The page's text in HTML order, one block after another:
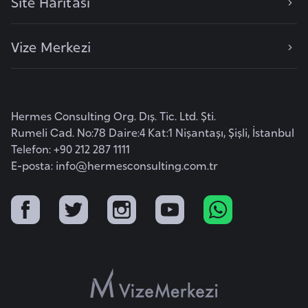
Vize Merkezi
Hermes Consulting Org. Dış. Tic. Ltd. Şti.
Rumeli Cad. No:78 Daire:4 Kat:1 Nişantaşı, Şişli, İstanbul
Telefon: +90 212 287 1111
E-posta: info@hermesconsulting.com.tr
F
s
a
d
e
k